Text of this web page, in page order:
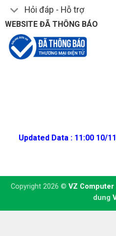
Hỏi đáp - Hỗ trợ
WEBSITE ĐÃ THÔNG BÁO
Updated Data : 11:00 10/
Copyright 2026 © VZ Computer
dung